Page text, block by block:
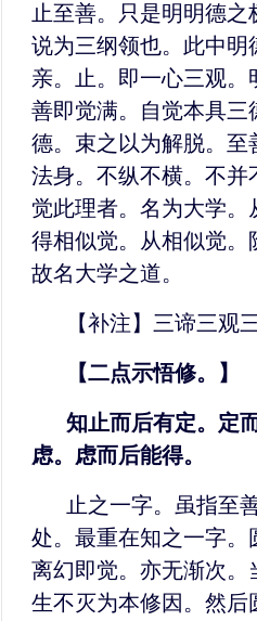
止至善。只是明明德
说为三纲领也。此中
亲。止。即一心三观
善即觉满。自觉本具
德。束之以为解脱。
法身。不纵不横。不
觉此理者。名为大学
得相似觉。从相似觉
故名大学之道。
【补注】三谛三观
【二点示悟修。】
知止而后有定。定
虑。虑而后能得。
止之一字。虽指至
处。最重在知之一字
离幻即觉。亦无渐次
生不灭为本修因。然